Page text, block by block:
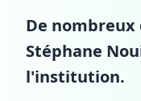
De
Stéphane
l'institution.